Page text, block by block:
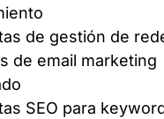
de gestión de
de email marketing
SEO para